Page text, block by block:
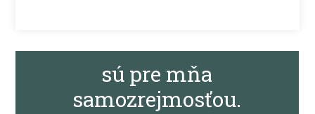
sú pre mňa
samozrejmosťou.